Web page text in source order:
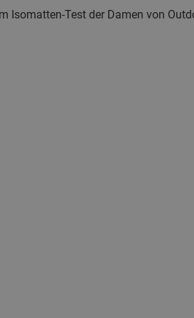
Isomatten-Test der Damen von